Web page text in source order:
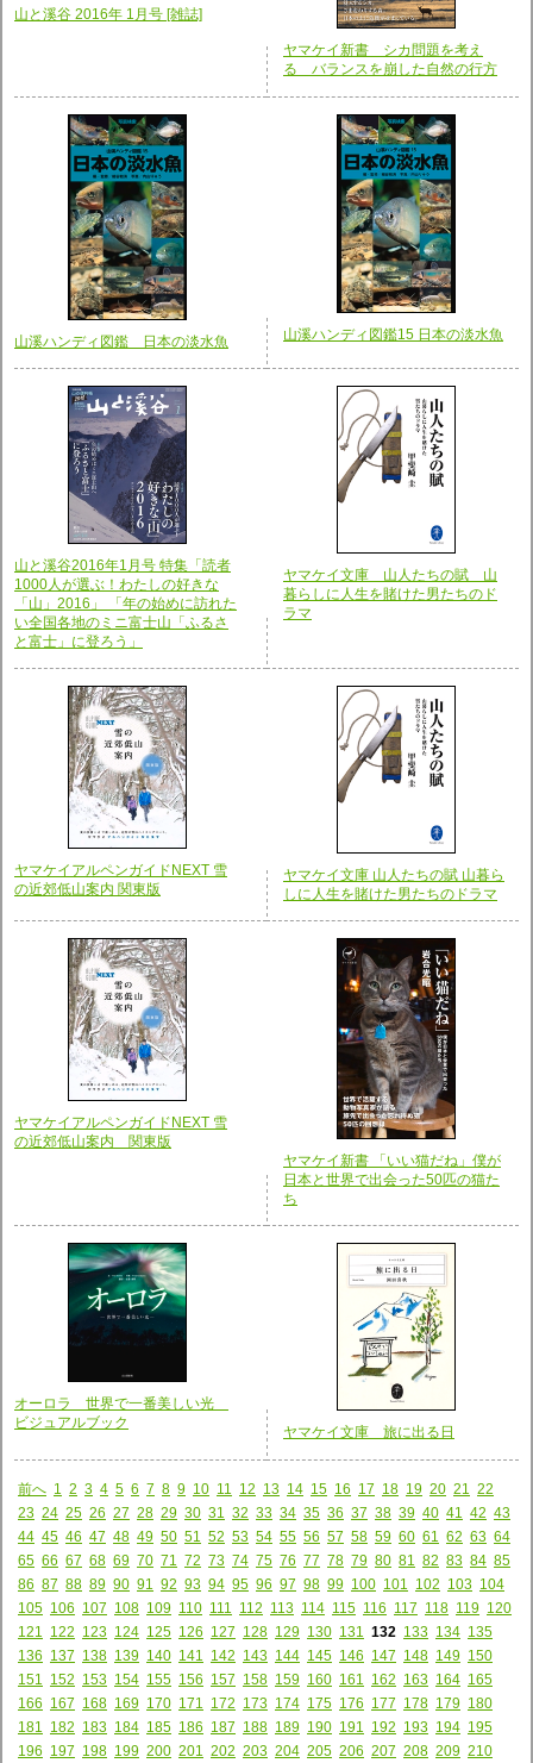
山と溪谷 2016年 1月号 [雑誌]
ヤマケイ新書 シカ問題を考え
る バランスを崩した自然の行方
山溪ハンディ図鑑 日本の淡水魚 山溪ハンディ図鑑15 日本の淡水魚
山と溪谷2016年1月号 特集「読者
1000人が選ぶ！わたしの好きな
「山」2016」 「年の始めに訪れた
い全国各地のミニ富士山「ふるさ
と富士」に登ろう」
ヤマケイ文庫 山人たちの賦 山
暮らしに人生を賭けた男たちのド
ラマ
ヤマケイアルペンガイドNEXT 雪
の近郊低山案内 関東版
ヤマケイ文庫 山人たちの賦 山暮ら
しに人生を賭けた男たちのドラマ
ヤマケイアルペンガイドNEXT 雪
の近郊低山案内 関東版
ヤマケイ新書 「いい猫だね」僕が
日本と世界で出会った50匹の猫た
ち
オーロラ 世界で一番美しい光
ビジュアルブック
ヤマケイ文庫 旅に出る日
前へ 1 2 3 4 5 6 7 8 9 10 11 12 13 14 15 16 17 18 19 20 21
22
23 24 25 26 27 28 29 30 31 32 33 34 35 36 37 38 39 40 41 42 43
44 45 46 47 48 49 50 51 52 53 54 55 56 57 58 59 60 61 62 63 64
65 66 67 68 69 70 71 72 73 74 75 76 77 78 79 80 81 82 83 84 85
86 87 88 89 90 91 92 93 94 95 96 97 98 99 100 101 102 103 104
105 106 107 108 109 110 111 112 113 114 115 116 117 118 119 120
121
122 123 124 125 126 127 128 129 130 131 132 133 134 135
136 137 138 139 140 141 142 143 144 145 146 147 148 149 150
151
152 153 154 155 156 157 158 159 160 161 162 163 164 165
166 167 168 169 170 171 172 173 174 175 176 177 178 179 180
181
182 183 184 185 186 187 188 189 190 191 192 193 194 195
196 197 198 199 200 201 202 203 204 205 206 207 208 209 210